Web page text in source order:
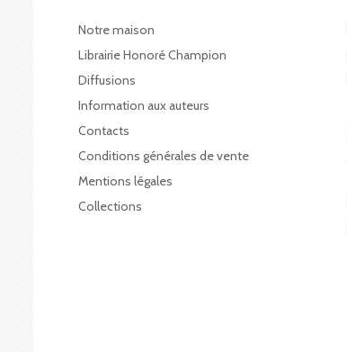
Notre maison
Librairie Honoré Champion
Diffusions
Information aux auteurs
Contacts
Conditions générales de vente
Mentions légales
Collections